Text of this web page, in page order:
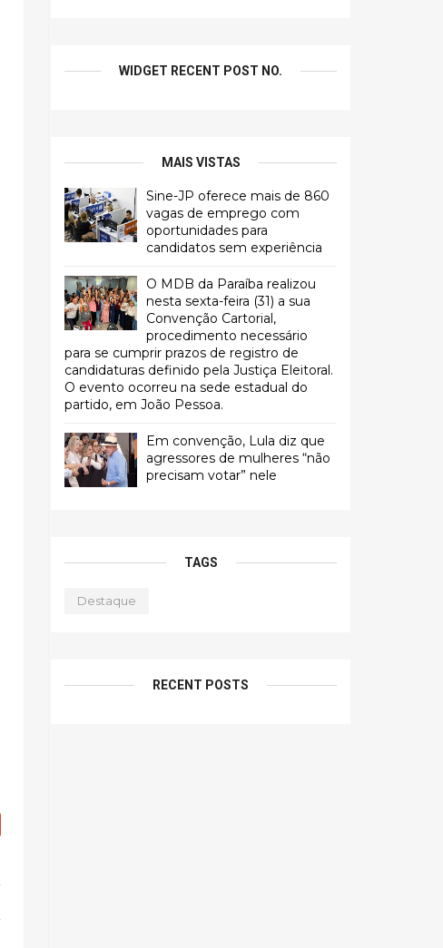
WIDGET RECENT POST NO.
MAIS VISTAS
Sine-JP oferece mais de 860
vagas de emprego com
oportunidades para
candidatos sem experiência
O MDB da Paraíba realizou
nesta sexta-feira (31) a sua
Convenção Cartorial,
procedimento necessário
para se cumprir prazos de registro de
candidaturas definido pela Justiça Eleitoral.
O evento ocorreu na sede estadual do
partido, em João Pessoa.
Em convenção, Lula diz que
agressores de mulheres “não
precisam votar” nele
TAGS
Destaque
RECENT POSTS